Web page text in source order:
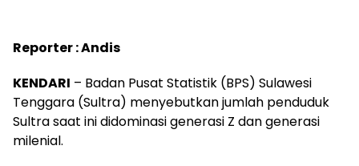
Reporter : Andis
KENDARI – Badan Pusat Statistik (BPS) Sulawesi
Tenggara (Sultra) menyebutkan jumlah penduduk
Sultra saat ini didominasi generasi Z dan generasi
milenial.